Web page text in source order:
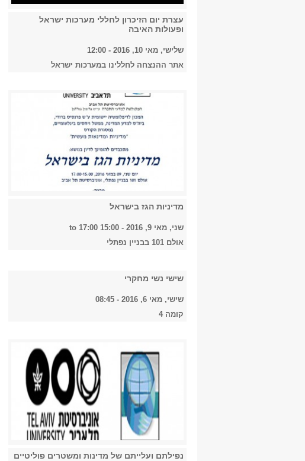
עצרת יום הזיכרון לחללי מערכות ישראל
ופעולות האיבה
שלישי, מאי 10, 2016 - 12:00
אתר ההנצחה לחללינו במערכות ישראל
מדיניות הגז בישראל
שני, מאי 9, 2016 - 15:00
17:00
אולם 101 בבניין נפתלי
שישי נשי מחקרי
שישי, מאי 6, 2016 - 08:45
קומה 4
נפילתם ועלייתם של מדינות ומשטרים פוליטיים